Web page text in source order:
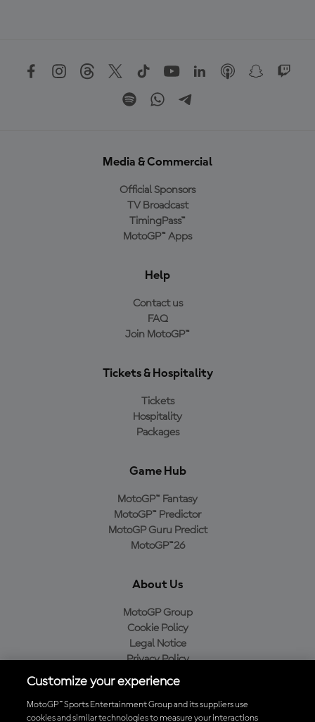
Media & Commercial
Official Sponsors
TV Broadcast
TimingPass™
MotoGP™ Apps
Help
Contact us
FAQ
Join MotoGP™
Tickets & Hospitality
Tickets
Hospitality
Packages
Game Hub
MotoGP™ Fantasy
MotoGP™ Predictor
MotoGP Guru Predict
MotoGP™26
About Us
MotoGP Group
Cookie Policy
Legal Notice
Privacy Policy
Purchase Policy
Customize your experience
MotoGP™ Sports Entertainment Group and its suppliers use
cookies and similar technologies to measure your interactions